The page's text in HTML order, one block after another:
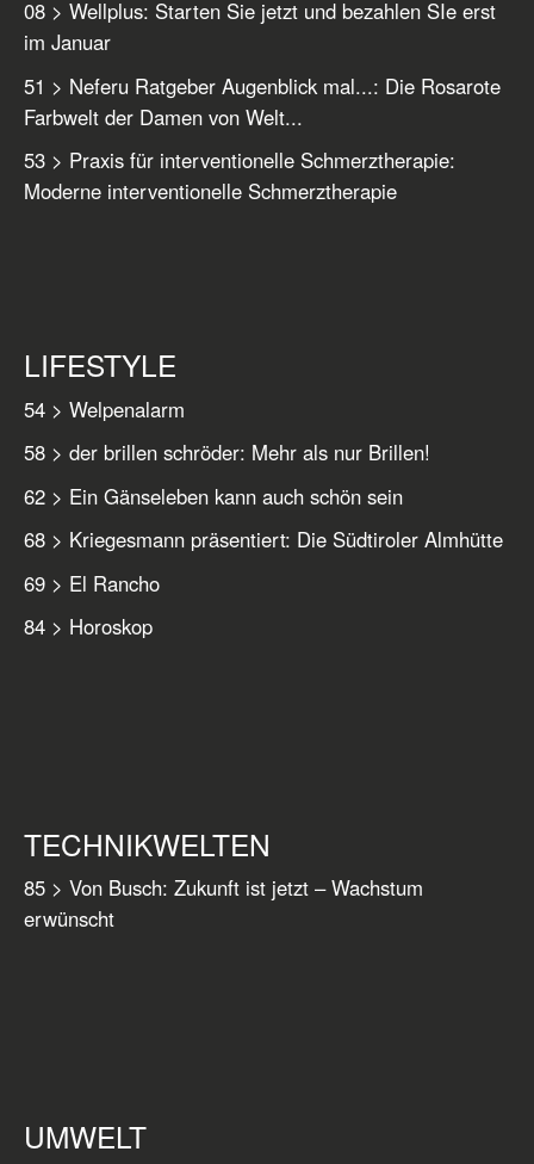
08 > Wellplus: Starten Sie jetzt und bezahlen SIe erst
im Januar
51 > Neferu Ratgeber Augenblick mal...: Die Rosarote
Farbwelt der Damen von Welt...
53 > Praxis für interventionelle Schmerztherapie:
Moderne interventionelle Schmerztherapie
LIFESTYLE
54 > Welpenalarm
58 > der brillen schröder: Mehr als nur Brillen!
62 > Ein Gänseleben kann auch schön sein
68 > Kriegesmann präsentiert: Die Südtiroler Almhütte
69 > El Rancho
84 > Horoskop
TECHNIKWELTEN
85 > Von Busch: Zukunft ist jetzt – Wachstum
erwünscht
UMWELT